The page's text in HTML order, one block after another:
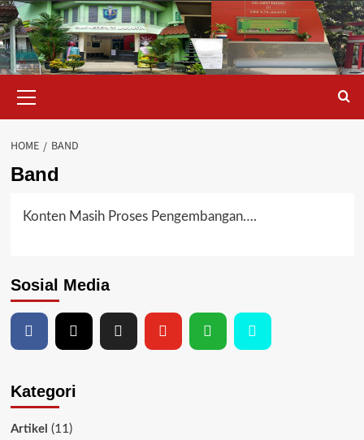
Skip
to
content
Menu
HOME BAND
Band
Konten Masih Proses Pengembangan….
Sosial Media
Kategori
Artikel (11)